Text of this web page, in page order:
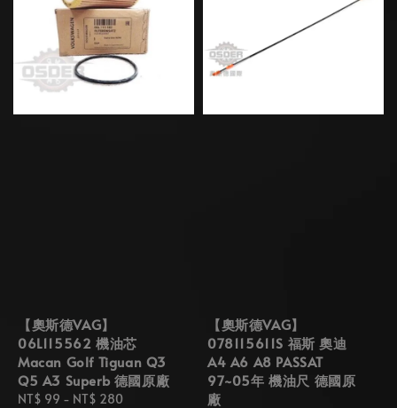
【奧斯德VAG】
06L115562 機油芯
Macan Golf Tiguan Q3
Q5 A3 Superb 德國原廠
Regular
NT$ 99 - NT$ 280
【奧斯德VAG】
078115611S 福斯 奧迪
A4 A6 A8 PASSAT
97~05年 機油尺 德國原
廠